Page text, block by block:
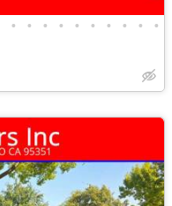
• • • • • • • • • •